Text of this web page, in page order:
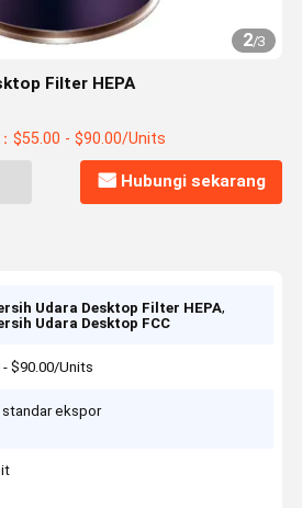
2/3
Filter HEPA
$55.00 - $90.00/Units
Hubungi sekarang
Udara Desktop Filter HEPA,
Udara Desktop FCC
- $90.00/Units
standar ekspor